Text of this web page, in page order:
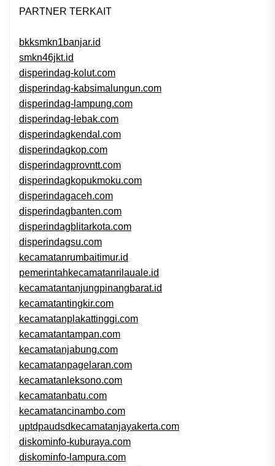
PARTNER TERKAIT
bkksmkn1banjar.id
smkn46jkt.id
disperindag-kolut.com
disperindag-kabsimalungun.com
disperindag-lampung.com
disperindag-lebak.com
disperindagkendal.com
disperindagkop.com
disperindagprovntt.com
disperindagkopukmoku.com
disperindagaceh.com
disperindagbanten.com
disperindagblitarkota.com
disperindagsu.com
kecamatanrumbaitimur.id
pemerintahkecamatanrilauale.id
kecamatantanjungpinangbarat.id
kecamatantingkir.com
kecamatanplakattinggi.com
kecamatantampan.com
kecamatanjabung.com
kecamatanpagelaran.com
kecamatanleksono.com
kecamatanbatu.com
kecamatancinambo.com
uptdpaudsdkecamatanjayakerta.com
diskominfo-kuburaya.com
diskominfo-lampura.com